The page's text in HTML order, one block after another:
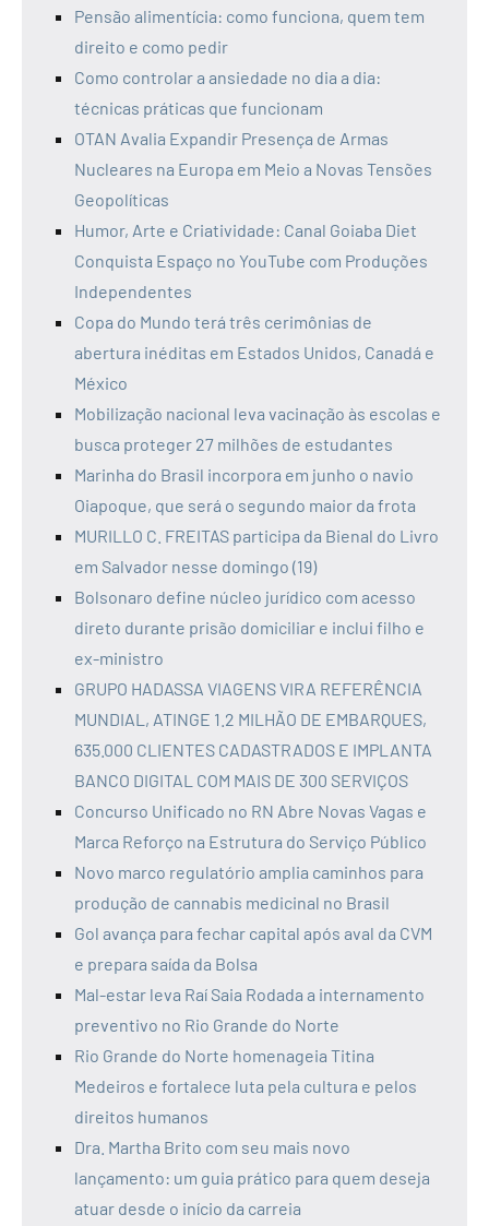
Pensão alimentícia: como funciona, quem tem
direito e como pedir
Como controlar a ansiedade no dia a dia:
técnicas práticas que funcionam
OTAN Avalia Expandir Presença de Armas
Nucleares na Europa em Meio a Novas Tensões
Geopolíticas
Humor, Arte e Criatividade: Canal Goiaba Diet
Conquista Espaço no YouTube com Produções
Independentes
Copa do Mundo terá três cerimônias de
abertura inéditas em Estados Unidos, Canadá e
México
Mobilização nacional leva vacinação às escolas e
busca proteger 27 milhões de estudantes
Marinha do Brasil incorpora em junho o navio
Oiapoque, que será o segundo maior da frota
MURILLO C. FREITAS participa da Bienal do Livro
em Salvador nesse domingo (19)
Bolsonaro define núcleo jurídico com acesso
direto durante prisão domiciliar e inclui filho e
ex-ministro
GRUPO HADASSA VIAGENS VIRA REFERÊNCIA
MUNDIAL, ATINGE 1.2 MILHÃO DE EMBARQUES,
635.000 CLIENTES CADASTRADOS E IMPLANTA
BANCO DIGITAL COM MAIS DE 300 SERVIÇOS
Concurso Unificado no RN Abre Novas Vagas e
Marca Reforço na Estrutura do Serviço Público
Novo marco regulatório amplia caminhos para
produção de cannabis medicinal no Brasil
Gol avança para fechar capital após aval da CVM
e prepara saída da Bolsa
Mal-estar leva Raí Saia Rodada a internamento
preventivo no Rio Grande do Norte
Rio Grande do Norte homenageia Titina
Medeiros e fortalece luta pela cultura e pelos
direitos humanos
Dra. Martha Brito com seu mais novo
lançamento: um guia prático para quem deseja
atuar desde o início da carreia